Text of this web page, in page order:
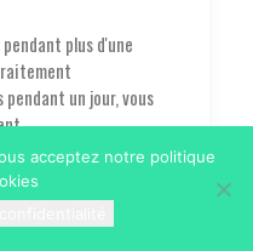
plus d'une
un jour, vous
acceptez notre politique